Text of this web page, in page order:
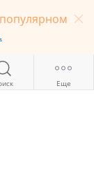
Еще